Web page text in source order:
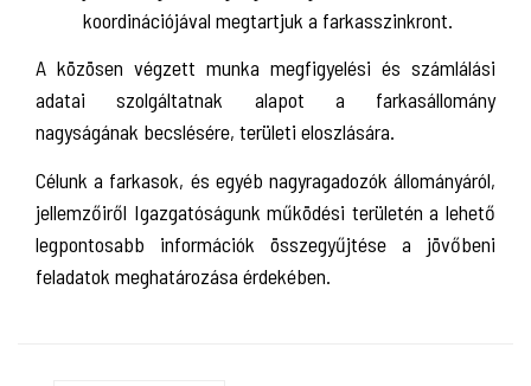
koordinációjával megtartjuk a farkasszinkront.
A közösen végzett munka megfigyelési és számlálási
adatai szolgáltatnak alapot a farkasállomány
nagyságának becslésére, területi eloszlására.
Célunk a farkasok, és egyéb nagyragadozók állományáról,
jellemzőiről Igazgatóságunk működési területén a lehető
legpontosabb információk összegyűjtése a jövőbeni
feladatok meghatározása érdekében.